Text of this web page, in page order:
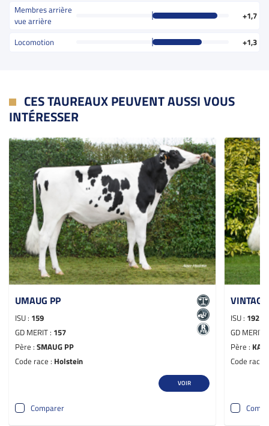
Membres arrière
vue arrière
+1,7
Locomotion +1,3
CES TAUREAUX PEUVENT AUSSI VOUS
INTÉRESSER
UMAUG PP
ISU : 159
GD MERIT : 157
Père : SMAUG PP
Code race : Holstein
VOIR
Comparer
VINTAGE
ISU : 192
GD MERIT :
Père :
Code race